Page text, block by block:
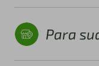
Para